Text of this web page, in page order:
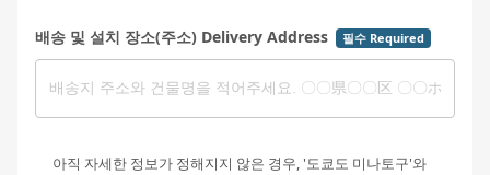
배송 및 설치 장소(주소) Delivery Address 필수 Required
아직 자세한 정보가 정해지지 않은 경우, '도쿄도 미나토구'와